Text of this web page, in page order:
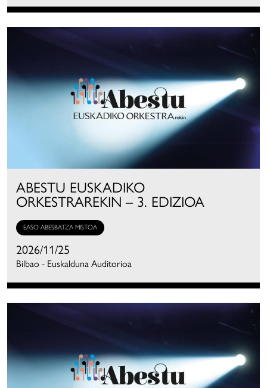
ABESTU EUSKADIKO
ORKESTRAREKIN – 3. EDIZIOA
EASO ABESBATZA MISTOA
2026/11/25
Bilbao - Euskalduna Auditorioa